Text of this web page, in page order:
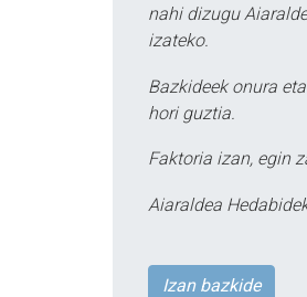
nahi dizugu
izateko.
Bazkideek onura
hori guztia.
Faktoria izan, egin
Aiaraldea
Izan bazkide